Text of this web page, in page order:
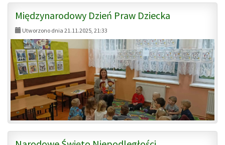
Międzynarodowy Dzień Praw Dziecka
Utworzono dnia 21.11.2025, 21:33